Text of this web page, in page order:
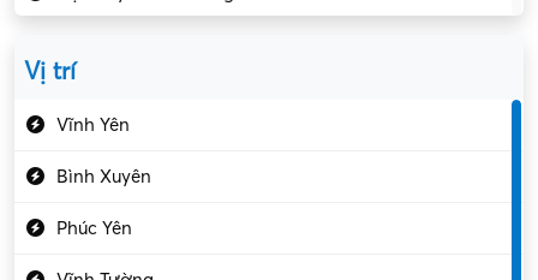
Vị trí
Vĩnh Yên
Bình Xuyên
Phúc Yên